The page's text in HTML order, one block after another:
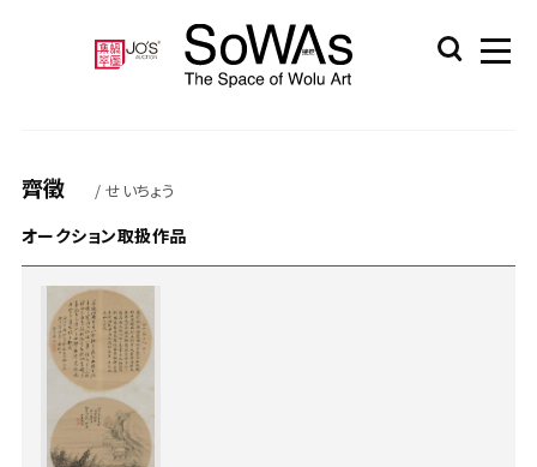
齊徵 / せいちょう
オークション取扱作品